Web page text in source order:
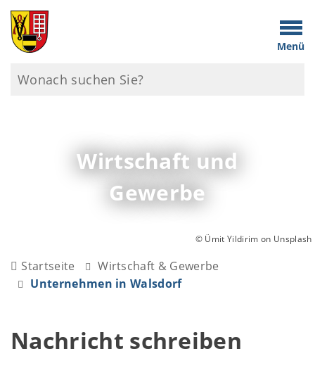
Menü
Wirtschaft und
Gewerbe
© Ümit Yildirim on Unsplash
Startseite
Wirtschaft & Gewerbe
Unternehmen in Walsdorf
Nachricht schreiben